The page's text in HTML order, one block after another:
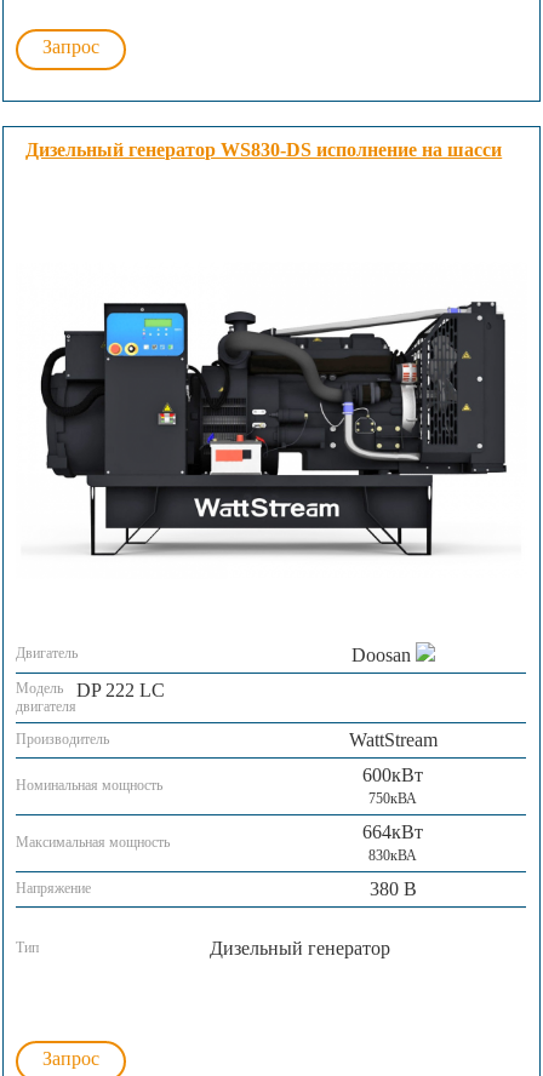
Запрос
Дизельный генератор WS830-DS исполнение на шасси
Двигатель Doosan
Модель
двигателя
DP 222 LC
Производитель WattStream
Номинальная мощность 600кВт
750кВА
Максимальная мощность 664кВт
830кВА
Напряжение
380 В
Тип Дизельный генератор
Запрос